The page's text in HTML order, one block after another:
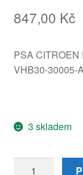
847,00 Kč
PSA CITROEN
VHB30-30005-
3 skladem